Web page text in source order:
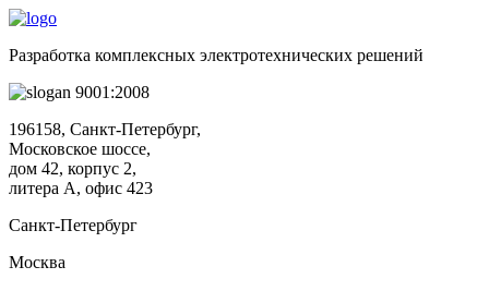
Разработка комплексных электротехнических решений
9001:2008
196158, Санкт-Петербург,
Московское шоссе,
дом 42, корпус 2,
литера А, офис 423
Санкт-Петербург
Москва